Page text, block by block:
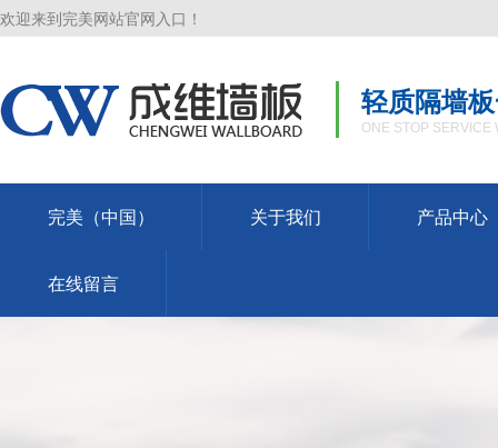
欢迎来到完美网站官网入口！
轻质隔墙
ONE STOP SERVICE
完美（中国） 关于我们 产品中心
在线留言